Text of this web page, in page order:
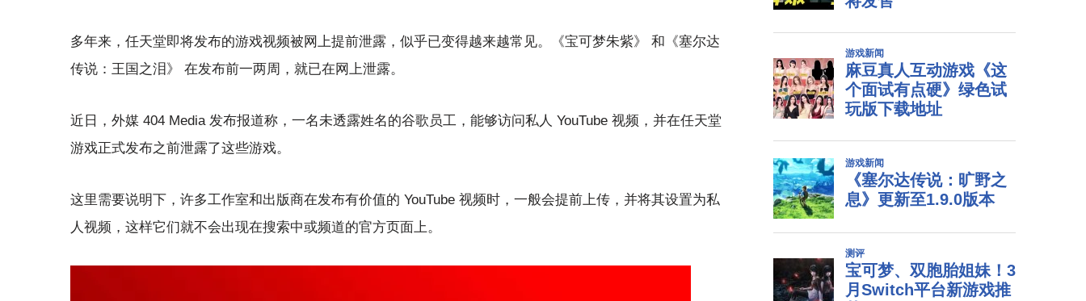
多年来，任天堂即将发布的游戏视频被网上提前泄露，似乎已变得越来越常见。《宝可梦朱紫》 和《塞尔达
传说：王国之泪》 在发布前一两周，就已在网上泄露。
近日，外媒 404 Media 发布报道称，一名未透露姓名的谷歌员工，能够访问私人 YouTube 视频，并在任天堂
游戏正式发布之前泄露了这些游戏。
这里需要说明下，许多工作室和出版商在发布有价值的 YouTube 视频时，一般会提前上传，并将其设置为私
人视频，这样它们就不会出现在搜索中或频道的官方页面上。